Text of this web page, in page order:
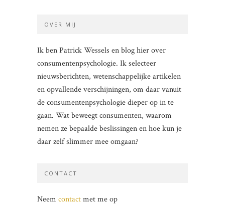
OVER MIJ
Ik ben Patrick Wessels en blog hier over
consumentenpsychologie. Ik selecteer
nieuwsberichten, wetenschappelijke artikelen
en opvallende verschijningen, om daar vanuit
de consumentenpsychologie dieper op in te
gaan. Wat beweegt consumenten, waarom
nemen ze bepaalde beslissingen en hoe kun je
daar zelf slimmer mee omgaan?
CONTACT
Neem contactmet me op